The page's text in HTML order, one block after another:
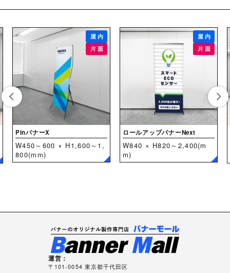
屋内
片面
PinバナーX
W450～600 × H1,600～1,
800(mm)
屋内
片面
ロールアップバナーNext
W840 × H820～2,400(m
m)
運営：
〒101-0054 東京都千代田区